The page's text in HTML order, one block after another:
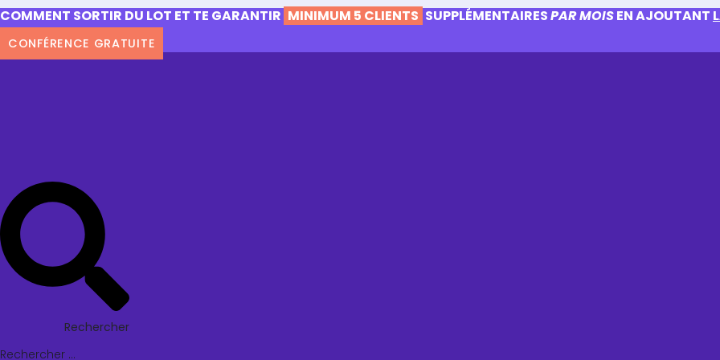
COMMENT SORTIR DU LOT ET TE GARANTIR MINIMUM 5 CLIENTS SUPPLÉMENTAIRESPAR MOISEN AJOUTANT
CONFÉRENCE GRATUITE
Rechercher